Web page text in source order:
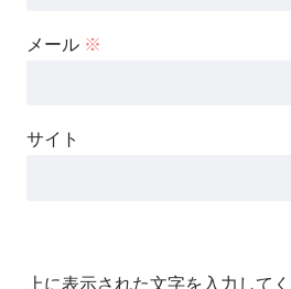
メール ※
サイト
上に表示された文字を入力してく